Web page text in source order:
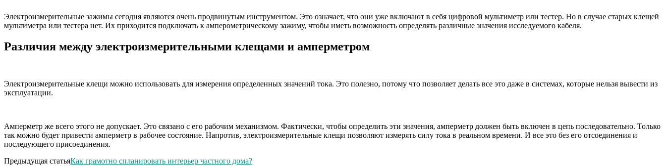
Электроизмерительные зажимы сегодня являются очень продвинутым инструментом. Это означает, что они уже включают в себя цифровой мультиметр или тестер. Но в случае старых клещей
мультиметра или тестера нет. Их приходится подключать к амперометрическому зажиму, чтобы иметь возможность определять различные значения исследуемого кабеля.
Различия между электроизмерительными клещами и амперметром
Электроизмерительные клещи можно использовать для измерения определенных значений тока. Это полезно, потому что позволяет делать все это даже в системах, которые нельзя вывести из
эксплуатации.
Амперметр же всего этого не допускает. Это связано с его рабочим механизмом. Фактически, чтобы определить эти значения, амперметр должен быть включен в цепь последовательно. Только
так можно будет привести амперметр в рабочее состояние. Напротив, электроизмерительные клещи позволяют измерять силу тока в реальном времени. И все это без его отсоединения и
последующего присоединения.
Предыдущая статьяКак грамотно спланировать интерьер частного дома?